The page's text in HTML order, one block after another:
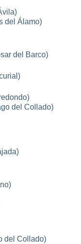
del Álamo)
del Barco)
del Collado)
del Collado)